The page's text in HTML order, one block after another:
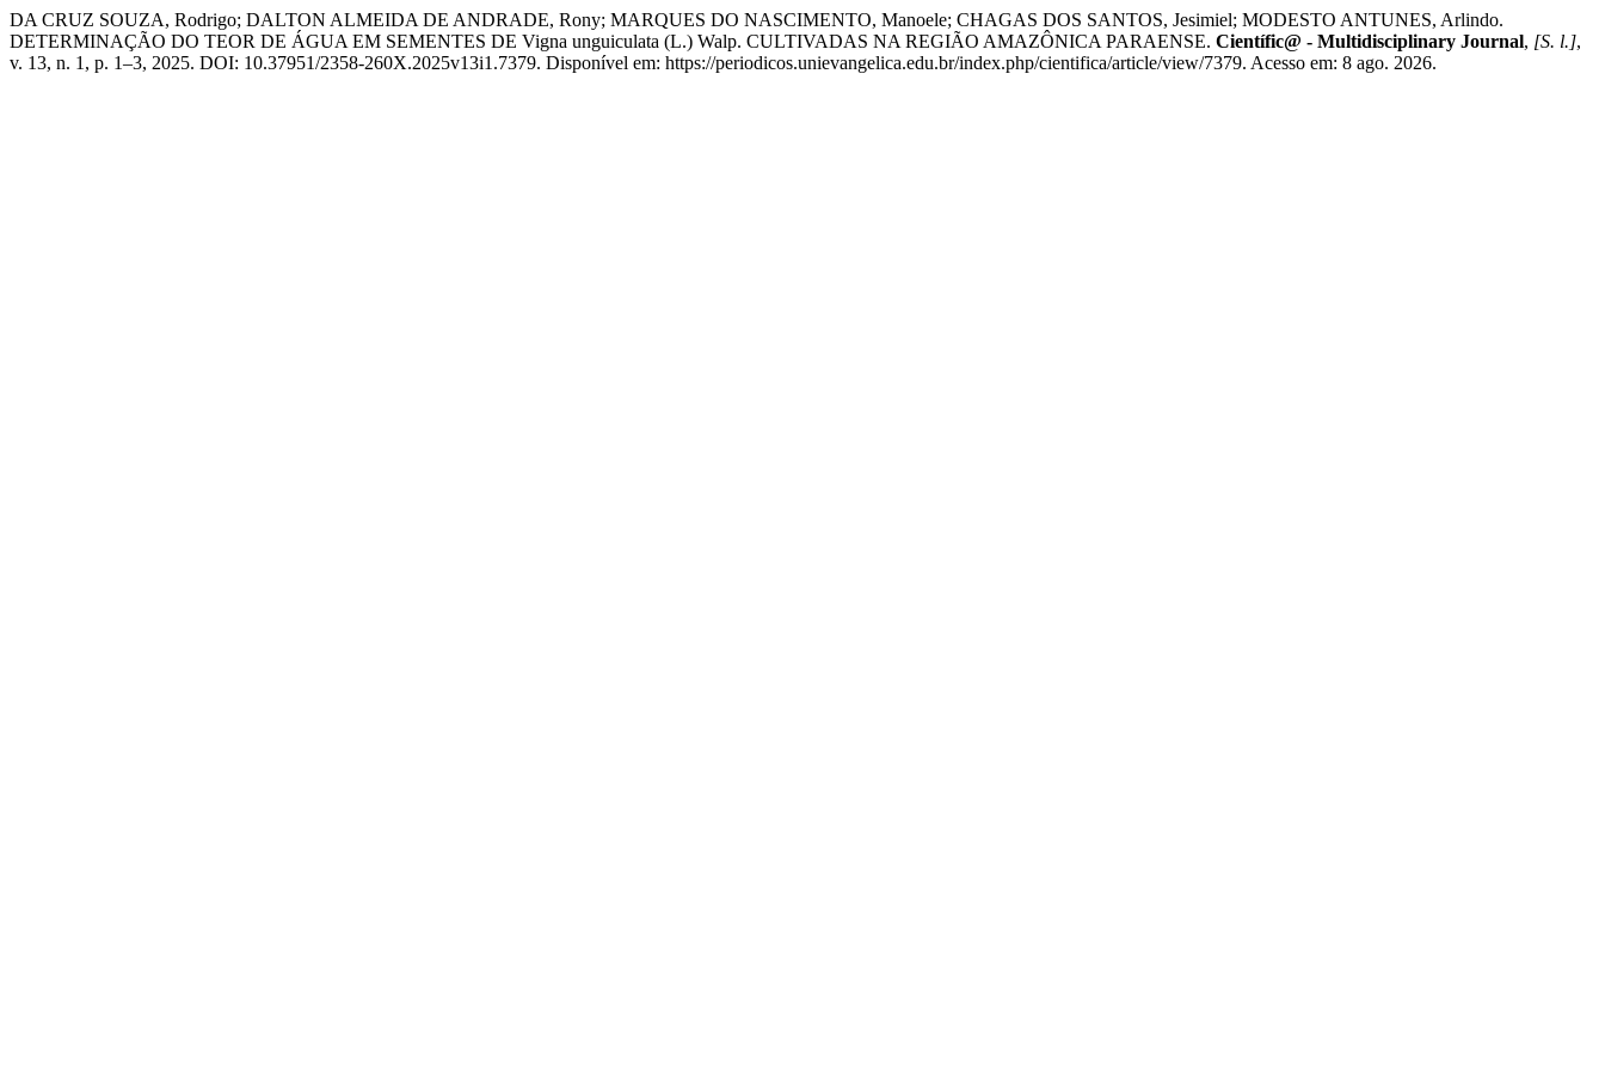
DA CRUZ SOUZA, Rodrigo; DALTON ALMEIDA DE ANDRADE, Rony; MARQUES DO NASCIMENTO, Manoele; CHAGAS DOS SANTOS, Jesimiel; MODESTO ANTUNES, Arlindo.
DETERMINAÇÃO DO TEOR DE ÁGUA EM SEMENTES DE Vigna unguiculata (L.) Walp. CULTIVADAS NA REGIÃO AMAZÔNICA PARAENSE. Científic@ - Multidisciplinary Journal, [S. l.],
v. 13, n. 1, p. 1–3, 2025. DOI: 10.37951/2358-260X.2025v13i1.7379. Disponível em: https://periodicos.unievangelica.edu.br/index.php/cientifica/article/view/7379. Acesso em: 8 ago. 2026.